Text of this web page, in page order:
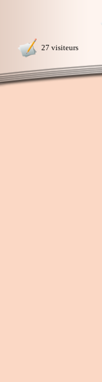
27 visiteurs